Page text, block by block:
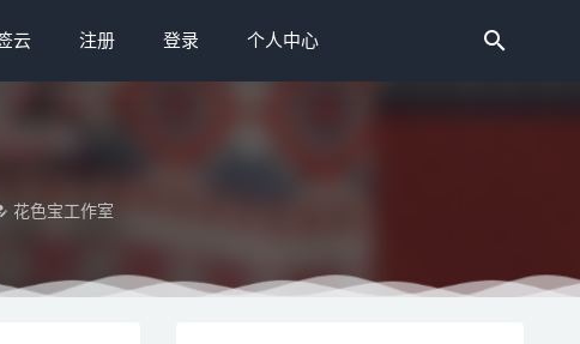
云 注册 登录 个人中心
花色宝工作室